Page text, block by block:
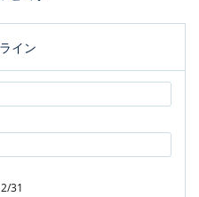
イン
31